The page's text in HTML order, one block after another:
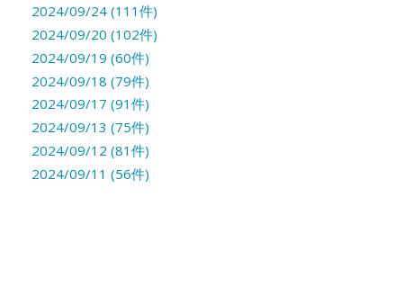
2024/09/24 (111件)
2024/09/20 (102件)
2024/09/19 (60件)
2024/09/18 (79件)
2024/09/17 (91件)
2024/09/13 (75件)
2024/09/12 (81件)
2024/09/11 (56件)